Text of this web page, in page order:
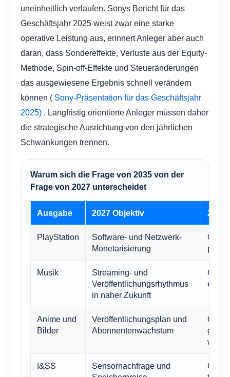
uneinheitlich verlaufen. Sonys Bericht für das
Geschäftsjahr 2025 weist zwar eine starke
operative Leistung aus, erinnert Anleger aber auch
daran, dass Sondereffekte, Verluste aus der Equity-
Methode, Spin-off-Effekte und Steueränderungen
das ausgewiesene Ergebnis schnell verändern
können ( Sony-Präsentation für das Geschäftsjahr
2025) . Langfristig orientierte Anleger müssen daher
die strategische Ausrichtung von den jährlichen
Schwankungen trennen.
Warum sich die Frage von 2035 von der
Frage von 2027 unterscheidet
Ausgabe 2027 Objektiv 2035
PlayStation
Software- und Netzwerk-
Monetarisierung
Ob
Musik
Streaming- und
Veröffentlichungsrhythmus
in naher Zukunft
Ob
Anime und
Bilder
Veröffentlichungsplan und
Abonnentenwachstum
Ob
wird.
I&SS
Sensornachfrage und
Ob